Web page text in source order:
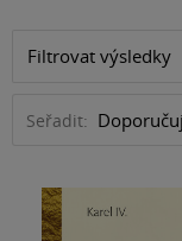
Filtrovat výsledky
Seřadit: